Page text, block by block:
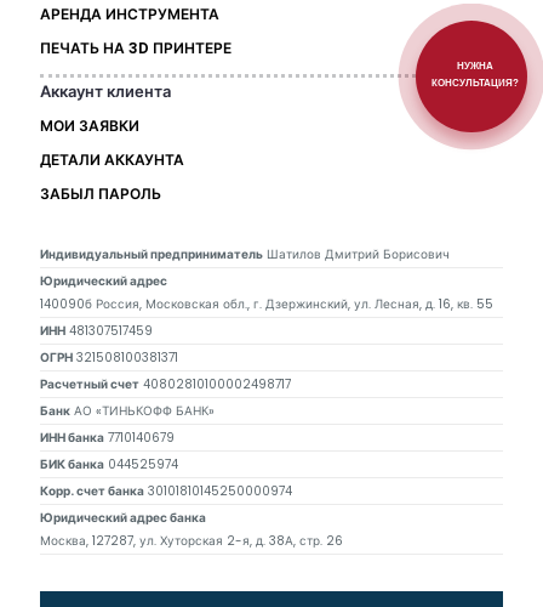
АРЕНДА ИНСТРУМЕНТА
ПЕЧАТЬ НА 3D ПРИНТЕРЕ
Аккаунт клиента
МОИ ЗАЯВКИ
ДЕТАЛИ АККАУНТА
ЗАБЫЛ ПАРОЛЬ
Индивидуальный предприниматель Шатилов Дмитрий Борисович
Юридический адрес
140090б Россия, Московская обл., г. Дзержинский, ул. Лесная, д. 16, кв. 55
ИНН 481307517459
ОГРН 321508100381371
Расчетный счет 40802810100002498717
Банк АО «ТИНЬКОФФ БАНК»
ИНН банка 7710140679
БИК банка 044525974
Корр. счет банка 30101810145250000974
Юридический адрес банка
Москва, 127287, ул. Хуторская 2-я, д. 38А, стр. 26
НУЖНА
КОНСУЛЬТАЦИЯ?